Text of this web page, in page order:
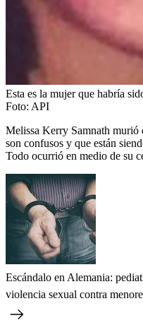
Esta es la mujer que habría
Foto: API
Melissa Kerry Samnath murió
son confusos y que están
Todo ocurrió en medio de su
Escándalo en Alemania:
violencia sexual contra